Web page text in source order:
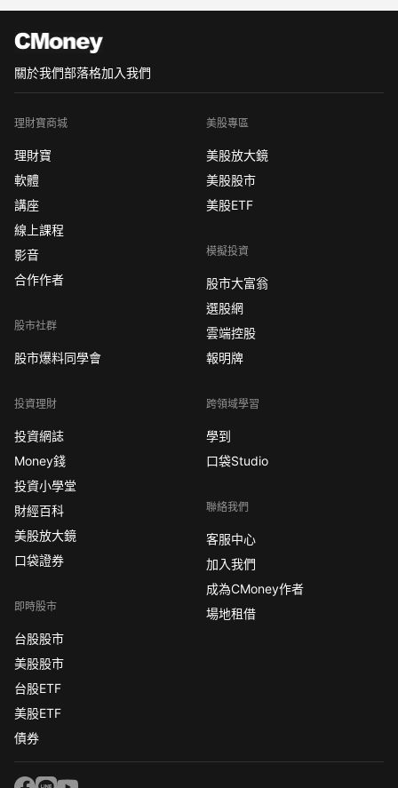
關於我們部落格加入我們
理財寶商城
理財寶
軟體
講座
線上課程
影音
合作作者
股市社群
股市爆料同學會
投資理財
投資網誌
Money錢
投資小學堂
財經百科
美股放大鏡
口袋證券
即時股市
台股股市
美股股市
台股ETF
美股ETF
債券
美股專區
美股放大鏡
美股股市
美股ETF
模擬投資
股市大富翁
選股網
雲端控股
報明牌
跨領域學習
學到
口袋Studio
聯絡我們
客服中心
加入我們
成為CMoney作者
場地租借